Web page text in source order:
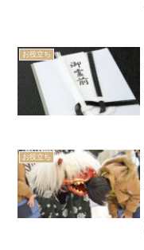
お役立ち
お役立ち